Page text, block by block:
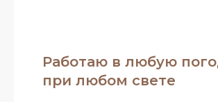
Работаю в любую
при любом свете